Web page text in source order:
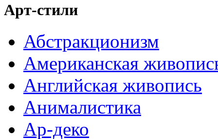
Арт-стили
Абстракционизм
Американская
Английская живопись
Анималистика
Ар-деко